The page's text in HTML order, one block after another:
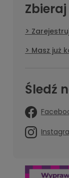
Masz już
Śledź